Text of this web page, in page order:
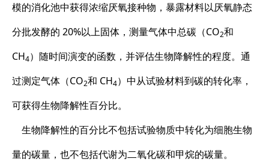
模的消化池中获得浓缩厌氧接种物，暴露材料以厌氧静态
分批发酵的 20%以上固体，测量气体中总碳（CO2和
CH4）随时间演变的函数，并评估生物降解性的程度。通
过测定气体（CO2和 CH4）中从试验材料到碳的转化率，
可获得生物降解性百分比。
生物降解性的百分比不包括试验物质中转化为细胞生物
量的碳量，也不包括代谢为二氧化碳和甲烷的碳量。